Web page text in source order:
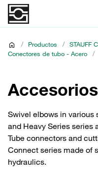
/ Productos / STAUFF
Conectores de tubo - Acero
/
Swivel elbows in various
and Heavy Series series
Tube connectors and
Connect series made of
hydraulics.